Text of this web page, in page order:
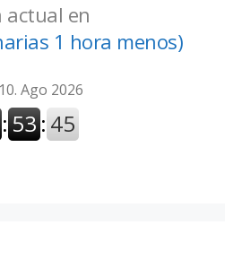
actual en
1 hora menos)